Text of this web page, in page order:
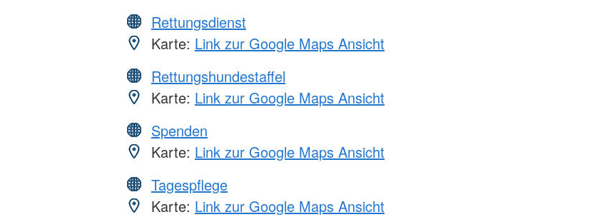
Rettungsdienst
Karte: Link zur Google Maps Ansicht
Rettungshundestaffel
Karte: Link zur Google Maps Ansicht
Spenden
Karte: Link zur Google Maps Ansicht
Tagespflege
Karte: Link zur Google Maps Ansicht